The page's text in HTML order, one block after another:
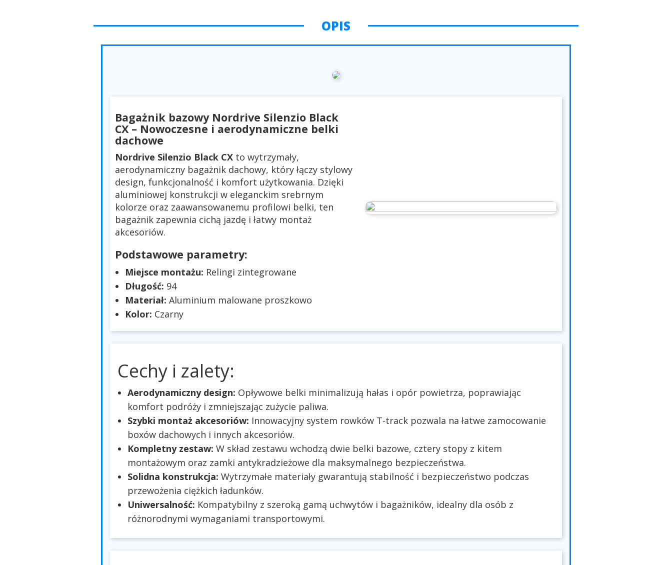
OPIS
Bagażnik bazowy Nordrive Silenzio Black
CX – Nowoczesne i aerodynamiczne belki
dachowe
Nordrive Silenzio Black CX to wytrzymały,
aerodynamiczny bagażnik dachowy, który łączy stylowy
design, funkcjonalność i komfort użytkowania. Dzięki
aluminiowej konstrukcji w eleganckim srebrnym
kolorze oraz zaawansowanemu profilowi belki, ten
bagażnik zapewnia cichą jazdę i łatwy montaż
akcesoriów.
Podstawowe parametry:
Miejsce montażu: Relingi zintegrowane
Długość: 94
Materiał: Aluminium malowane proszkowo
Kolor: Czarny
Cechy i zalety:
Aerodynamiczny design: Opływowe belki minimalizują hałas i opór powietrza, poprawiając
komfort podróży i zmniejszając zużycie paliwa.
Szybki montaż akcesoriów: Innowacyjny system rowków T-track pozwala na łatwe zamocowanie
boxów dachowych i innych akcesoriów.
Kompletny zestaw: W skład zestawu wchodzą dwie belki bazowe, cztery stopy z kitem
montażowym oraz zamki antykradzieżowe dla maksymalnego bezpieczeństwa.
Solidna konstrukcja: Wytrzymałe materiały gwarantują stabilność i bezpieczeństwo podczas
przewożenia ciężkich ładunków.
Uniwersalność: Kompatybilny z szeroką gamą uchwytów i bagażników, idealny dla osób z
różnorodnymi wymaganiami transportowymi.